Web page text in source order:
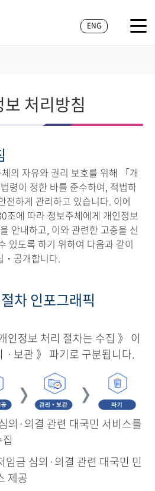
ENG
처리방침
의 자유와 권리 보호를 위해 「개
령이 정한 바를 준수하여, 적법하
전하게 관리하고 있습니다. 이에
조에 따라 정보주체에게 개인정보
안내하고, 이와 관련한 고충을 신
있도록 하기 위하여 다음과 같이
・공개합니다.
차 인포그래픽
인정보 처리 절차는 수집 》 이
보관 》 파기로 구분됩니다.
의·의결 관련 대국민 서비스를
임금 심의·의결 관련 대국민 민
제공